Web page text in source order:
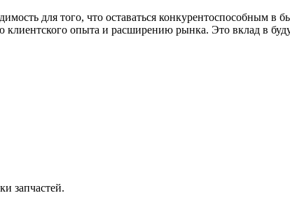
для того, что оставаться конкурентоспособным
опыта и расширению рынка. Это вклад в
запчастей.